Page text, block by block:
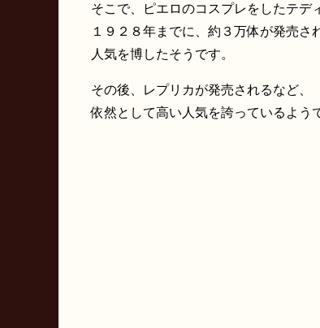
そこで、ピエロのコスプレをしたテデ
１９２８年までに、約３万体が発売さ
人気を博したそうです。
その後、レプリカが発売されるなど、
依然として高い人気を誇っているよう